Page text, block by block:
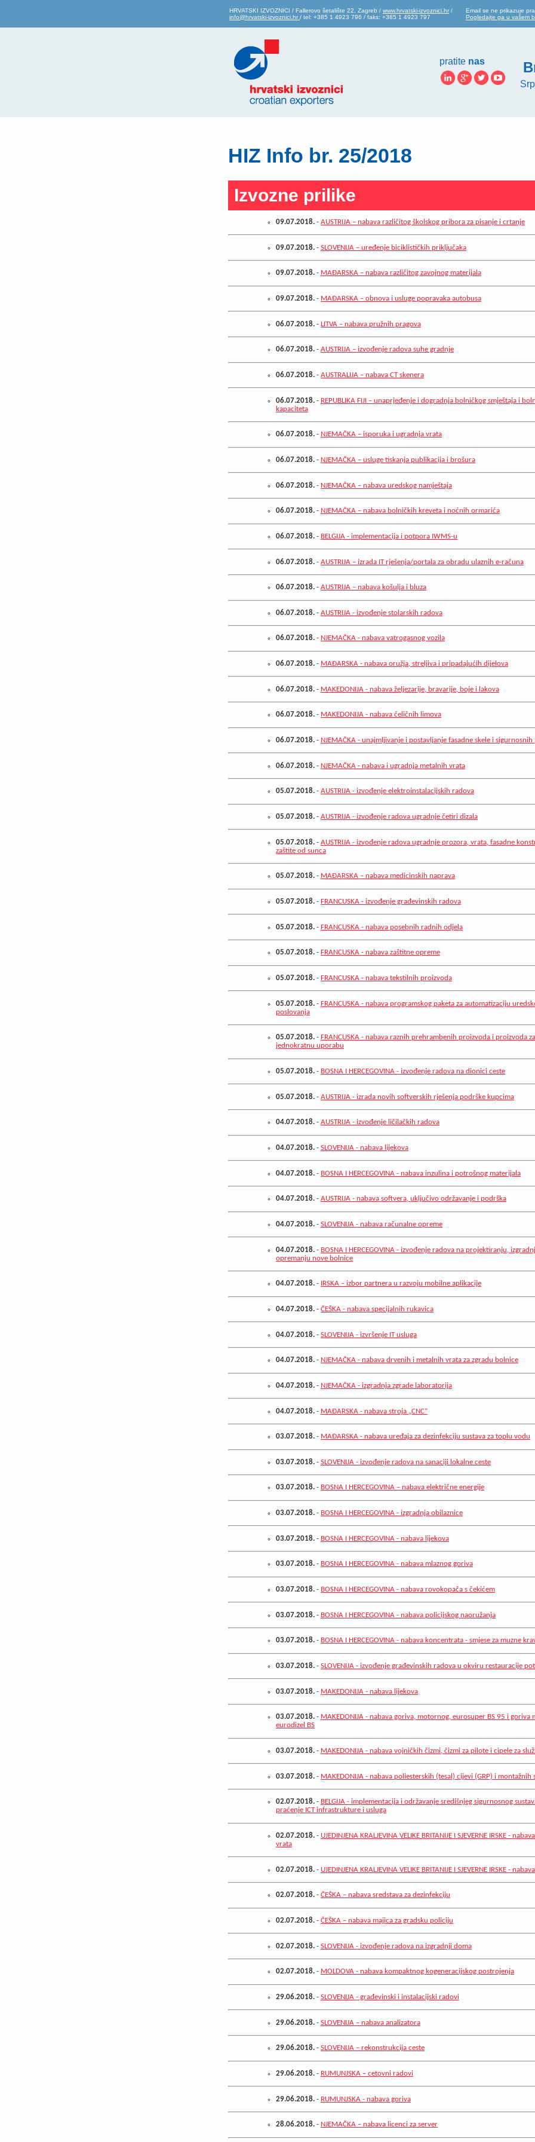
HRVATSKI IZVOZNICI / Fallerovo šetalište 22, Zagreb / www.hrvatski-izvoznici.hr /
info@hrvatski-izvoznici.hr / tel: +385 1 4923 796 / faks: +385 1 4923 797
Email se ne prikazuje
Pogledajte ga u vašem
pratite nas
HIZ Info br. 25/2018
Izvozne prilike
09.07.2018. - AUSTRIJA – nabava različitog školskog pribora za pisanje i crtanje
09.07.2018. - SLOVENIJA – uređenje biciklističkih priključaka
09.07.2018. - MAĐARSKA – nabava različitog zavojnog materijala
09.07.2018. - MAĐARSKA – obnova i usluge popravaka autobusa
06.07.2018. - LITVA – nabava pružnih pragova
06.07.2018. - AUSTRIJA – izvođenje radova suhe gradnje
06.07.2018. - AUSTRALIJA – nabava CT skenera
06.07.2018. - REPUBLIKA FIJI – unaprjeđenje i dogradnja bolničkog smještaja i
kapaciteta
06.07.2018. - NJEMAČKA – isporuka i ugradnja vrata
06.07.2018. - NJEMAČKA – usluge tiskanja publikacija i brošura
06.07.2018. - NJEMAČKA – nabava uredskog namještaja
06.07.2018. - NJEMAČKA – nabava bolničkih kreveta i noćnih ormarića
06.07.2018. - BELGIJA - implementacija i potpora IWMS-u
06.07.2018. - AUSTRIJA – izrada IT rješenja/portala za obradu ulaznih e-računa
06.07.2018. - AUSTRIJA – nabava košulja i bluza
06.07.2018. - AUSTRIJA - izvođenje stolarskih radova
06.07.2018. - NJEMAČKA - nabava vatrogasnog vozila
06.07.2018. - MAĐARSKA - nabava oružja, streljiva i pripadajućih dijelova
06.07.2018. - MAKEDONIJA - nabava željezarije, bravarije, boje i lakova
06.07.2018. - MAKEDONIJA - nabava čeličnih limova
06.07.2018. - NJEMAČKA - unajmljivanje i postavljanje fasadne skele i
06.07.2018. - NJEMAČKA - nabava i ugradnja metalnih vrata
05.07.2018. - AUSTRIJA - izvođenje elektroinstalacijskih radova
05.07.2018. - AUSTRIJA - izvođenje radova ugradnje četiri dizala
05.07.2018. - AUSTRIJA - izvođenje radova ugradnje prozora, vrata, fasadne
zaštite od sunca
05.07.2018. - MAĐARSKA – nabava medicinskih naprava
05.07.2018. - FRANCUSKA - izvođenje građevinskih radova
05.07.2018. - FRANCUSKA - nabava posebnih radnih odjela
05.07.2018. - FRANCUSKA - nabava zaštitne opreme
05.07.2018. - FRANCUSKA - nabava tekstilnih proizvoda
05.07.2018. - FRANCUSKA - nabava programskog paketa za automatizaciju
poslovanja
05.07.2018. - FRANCUSKA - nabava raznih prehrambenih proizvoda i proizvoda za
jednokratnu uporabu
05.07.2018. - BOSNA I HERCEGOVINA - izvođenje radova na dionici ceste
05.07.2018. - AUSTRIJA - izrada novih softverskih rješenja podrške kupcima
04.07.2018. - AUSTRIJA - izvođenje ličilačkih radova
04.07.2018. - SLOVENIJA - nabava lijekova
04.07.2018. - BOSNA I HERCEGOVINA - nabava inzulina i potrošnog materijala
04.07.2018. - AUSTRIJA - nabava softvera, uključivo održavanje i podrška
04.07.2018. - SLOVENIJA - nabava računalne opreme
04.07.2018. - BOSNA I HERCEGOVINA - izvođenje radova na projektiranju,
opremanju nove bolnice
04.07.2018. - IRSKA – izbor partnera u razvoju mobilne aplikacije
04.07.2018. - ČEŠKA - nabava specijalnih rukavica
04.07.2018. - SLOVENIJA - izvršenje IT usluga
04.07.2018. - NJEMAČKA - nabava drvenih i metalnih vrata za zgradu bolnice
04.07.2018. - NJEMAČKA - izgradnja zgrade laboratorija
04.07.2018. - MAĐARSKA - nabava stroja „CNC“
03.07.2018. - MAĐARSKA - nabava uređaja za dezinfekciju sustava za toplu vodu
03.07.2018. - SLOVENIJA - izvođenje radova na sanaciji lokalne ceste
03.07.2018. - BOSNA I HERCEGOVINA – nabava električne energije
03.07.2018. - BOSNA I HERCEGOVINA - izgradnja obilaznice
03.07.2018. - BOSNA I HERCEGOVINA - nabava lijekova
03.07.2018. - BOSNA I HERCEGOVINA - nabava mlaznog goriva
03.07.2018. - BOSNA I HERCEGOVINA - nabava rovokopača s čekićem
03.07.2018. - BOSNA I HERCEGOVINA - nabava policijskog naoružanja
03.07.2018. - BOSNA I HERCEGOVINA - nabava koncentrata - smjese za muzne
03.07.2018. - SLOVENIJA - izvođenje građevinskih radova u okviru restauracije
03.07.2018. - MAKEDONIJA - nabava lijekova
03.07.2018. - MAKEDONIJA - nabava goriva, motornog, eurosuper BS 95 i goriva
eurodizel BS
03.07.2018. - MAKEDONIJA - nabava vojničkih čizmi, čizmi za pilote i cipele za
03.07.2018. - MAKEDONIJA - nabava poliesterskih (tesal) cijevi (GRP) i montažnih
02.07.2018. - BELGIJA - implementacija i održavanje središnjeg sigurnosnog
praćenje ICT infrastrukture i usluga
02.07.2018. - UJEDINJENA KRALJEVINA VELIKE BRITANIJE I SJEVERNE IRSKE -
vrata
02.07.2018. - UJEDINJENA KRALJEVINA VELIKE BRITANIJE I SJEVERNE IRSKE -
02.07.2018. - ČEŠKA – nabava sredstava za dezinfekciju
02.07.2018. - ČEŠKA – nabava majica za gradsku policiju
02.07.2018. - SLOVENIJA - izvođenje radova na izgradnji doma
02.07.2018. - MOLDOVA - nabava kompaktnog kogeneracijskog postrojenja
29.06.2018. - SLOVENIJA - građevinski i instalacijski radovi
29.06.2018. - SLOVENIJA – nabava analizatora
29.06.2018. - SLOVENIJA – rekonstrukcija ceste
29.06.2018. - RUMUNJSKA – cetovni radovi
29.06.2018. - RUMUNJSKA - nabava goriva
28.06.2018. - NJEMAČKA – nabava licenci za server